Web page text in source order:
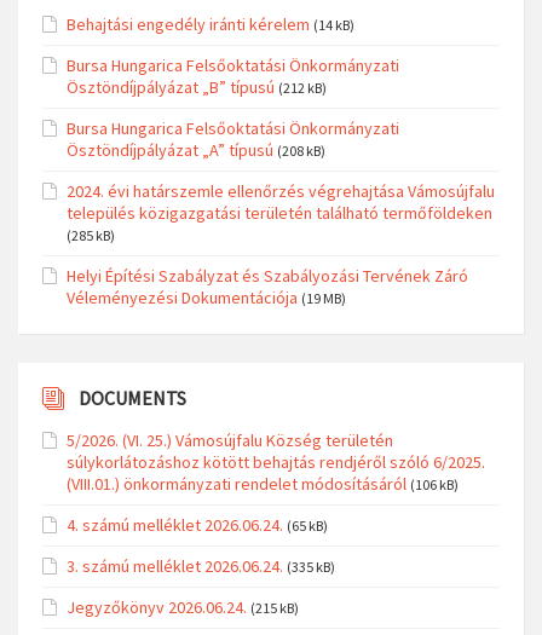
Behajtási engedély iránti kérelem (14 kB)
Bursa Hungarica Felsőoktatási Önkormányzati
Ösztöndíjpályázat „B” típusú (212 kB)
Bursa Hungarica Felsőoktatási Önkormányzati
Ösztöndíjpályázat „A” típusú (208 kB)
2024. évi határszemle ellenőrzés végrehajtása Vámosújfalu
település közigazgatási területén található termőföldeken
(285 kB)
Helyi Építési Szabályzat és Szabályozási Tervének Záró
Véleményezési Dokumentációja (19 MB)
DOCUMENTS
5/2026. (VI. 25.) Vámosújfalu Község területén
súlykorlátozáshoz kötött behajtás rendjéről szóló 6/2025.
(VIII.01.) önkormányzati rendelet módosításáról (106 kB)
4. számú melléklet 2026.06.24. (65 kB)
3. számú melléklet 2026.06.24. (335 kB)
Jegyzőkönyv 2026.06.24. (215 kB)